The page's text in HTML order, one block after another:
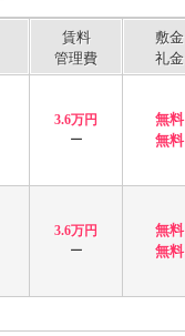
賃料
管理費
敷金
礼金
3.6万円
ー
無料
無料
3.6万円
ー
無料
無料